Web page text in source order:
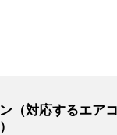
（対応するエア